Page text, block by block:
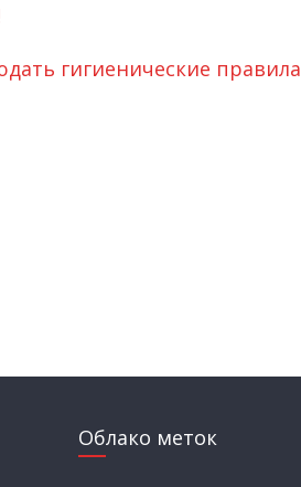
гигиенические правила
Облако меток